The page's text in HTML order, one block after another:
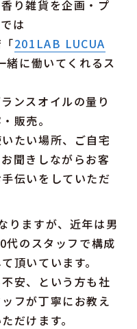
り雑貨を企画・プ
は
201LAB LUCUA
緒に働いてくれるス
ンスオイルの量り
販売。
たい場所、ご自宅
聞きしながらお客
伝いをしていただ
りますが、近年は男
代のスタッフで構成
頂いています。
安、という方も社
フが丁寧にお教え
だけます。